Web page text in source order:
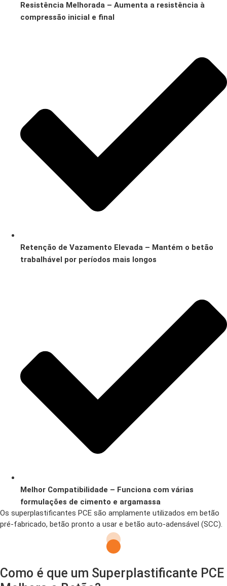
Resistência Melhorada – Aumenta a resistência à
compressão inicial e final
Retenção de Vazamento Elevada – Mantém o betão
trabalhável por períodos mais longos
Melhor Compatibilidade – Funciona com várias
formulações de cimento e argamassa
Os superplastificantes PCE são amplamente utilizados em betão
pré-fabricado, betão pronto a usar e betão auto-adensável (SCC).
Como é que um Superplastificante PCE